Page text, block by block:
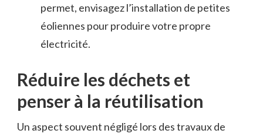
permet, envisagez l’installation de petites
éoliennes pour produire votre propre
électricité.
Réduire les déchets et
penser à la réutilisation
Un aspect souvent négligé lors des travaux de